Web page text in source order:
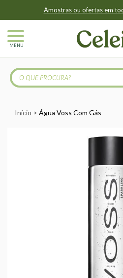
Amostras ou ofertas em
MENU
Início Água Voss Com Gás